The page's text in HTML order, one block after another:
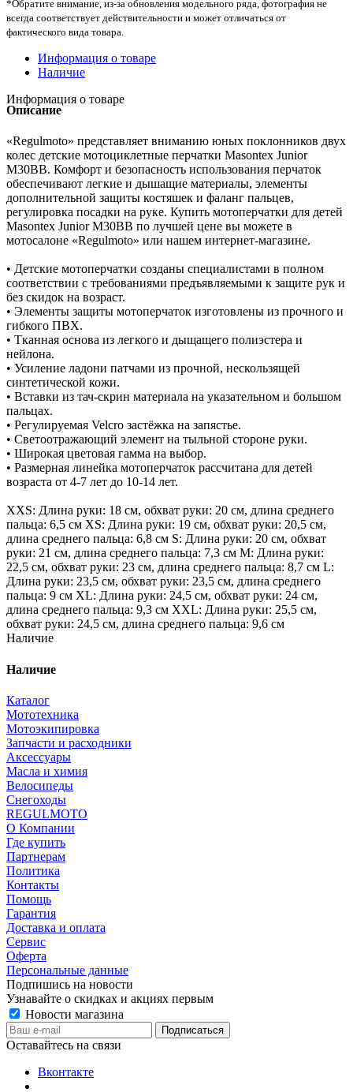
*Обратите внимание, из-за обновления модельного ряда, фотография не
всегда соответствует действительности и может отличаться от
фактического вида товара.
Информация о товаре
Наличие
Информация о товаре
Описание
«Regulmoto» представляет вниманию юных поклонников двух
колес детские мотоциклетные перчатки Masontex Junior
M30BB. Комфорт и безопасность использования перчаток
обеспечивают легкие и дышащие материалы, элементы
дополнительной защиты костяшек и фаланг пальцев,
регулировка посадки на руке. Купить мотоперчатки для детей
Masontex Junior M30BB по лучшей цене вы можете в
мотосалоне «Regulmoto» или нашем интернет-магазине.
• Детские мотоперчатки созданы специалистами в полном
соответствии с требованиями предъявляемыми к защите рук и
без скидок на возраст.
• Элементы защиты мотоперчаток изготовлены из прочного и
гибкого ПВХ.
• Тканная основа из легкого и дыщащего полиэстера и
нейлона.
• Усиление ладони патчами из прочной, нескользящей
синтетической кожи.
• Вставки из тач-скрин материала на указательном и большом
пальцах.
• Регулируемая Velcro застёжка на запястье.
• Светоотражающий элемент на тыльной стороне руки.
• Широкая цветовая гамма на выбор.
• Размерная линейка мотоперчаток рассчитана для детей
возраста от 4-7 лет до 10-14 лет.
XXS: Длина руки: 18 см, обхват руки: 20 см, длина среднего
пальца: 6,5 см XS: Длина руки: 19 см, обхват руки: 20,5 см,
длина среднего пальца: 6,8 см S: Длина руки: 20 см, обхват
руки: 21 см, длина среднего пальца: 7,3 см М: Длина руки:
22,5 см, обхват руки: 23 см, длина среднего пальца: 8,7 см L:
Длина руки: 23,5 см, обхват руки: 23,5 см, длина среднего
пальца: 9 см XL: Длина руки: 24,5 см, обхват руки: 24 см,
длина среднего пальца: 9,3 см XXL: Длина руки: 25,5 см,
обхват руки: 24,5 см, длина среднего пальца: 9,6 см
Наличие
Наличие
Каталог
Мототехника
Мотоэкипировка
Запчасти и расходники
Аксессуары
Масла и химия
Велосипеды
Снегоходы
REGULMOTO
О Компании
Где купить
Партнерам
Политика
Контакты
Помощь
Гарантия
Доставка и оплата
Сервис
Оферта
Персональные данные
Подпишись на новости
Узнавайте о скидках и акциях первым
Новости магазина
Оставайтесь на связи
Вконтакте